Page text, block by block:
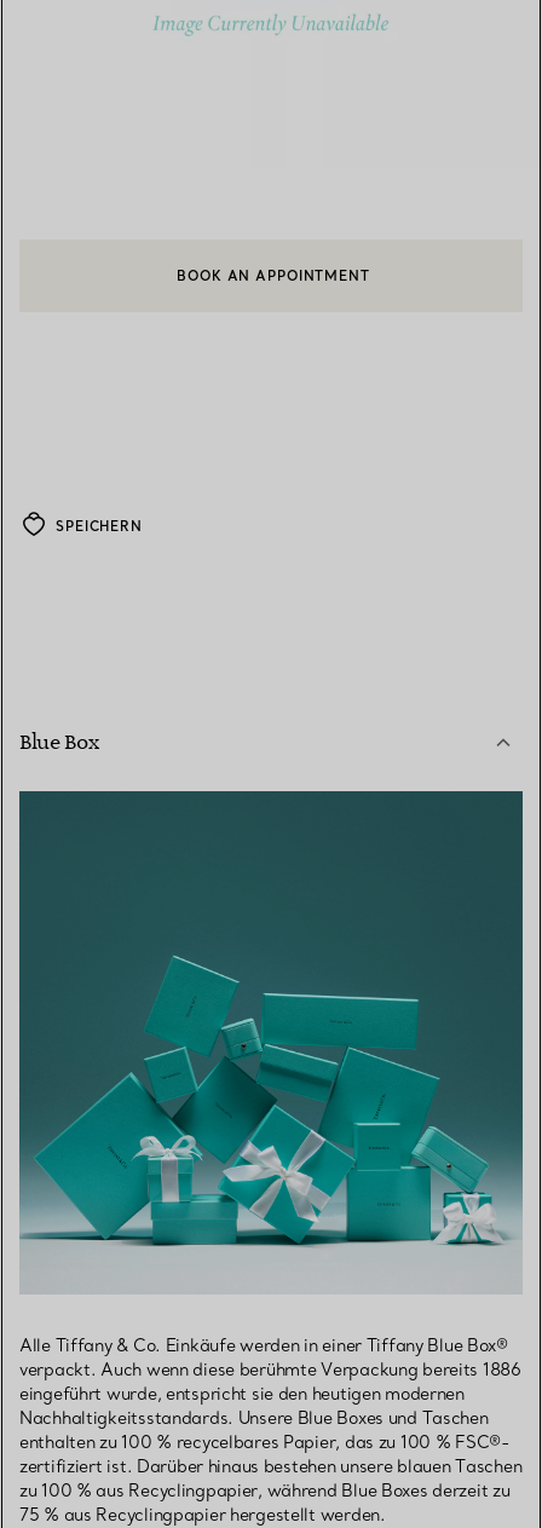
EINEN KUNDENBERATER KONTAKTIEREN ODER EINEN
BOOK AN APPOINTMENT
SPEICHERN
Blue Box
Alle Tiffany & Co. Einkäufe werden in einer Tiffany Blue Box®
verpackt. Auch wenn diese berühmte Verpackung bereits 1886
eingeführt wurde, entspricht sie den heutigen modernen
Nachhaltigkeitsstandards. Unsere Blue Boxes und Taschen
enthalten zu 100 % recycelbares Papier, das zu 100 % FSC®-
zertifiziert ist. Darüber hinaus bestehen unsere blauen Taschen
zu 100 % aus Recyclingpapier, während Blue Boxes derzeit zu
75 % aus Recyclingpapier hergestellt werden.